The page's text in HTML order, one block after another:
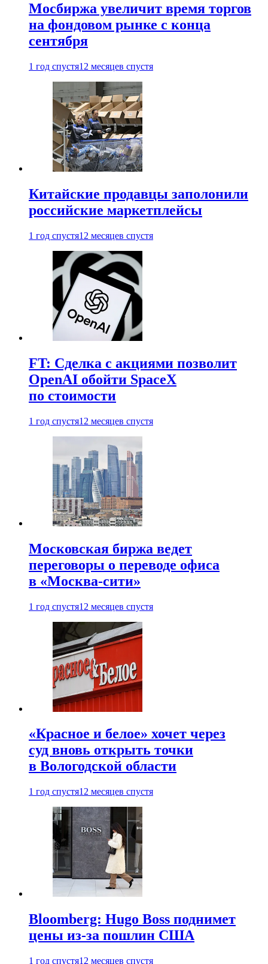
Мосбиржа увеличит время торгов
на фондовом рынке с конца
сентября
1 год спустя12 месяцев спустя
Китайские продавцы заполонили
российские маркетплейсы
1 год спустя12 месяцев спустя
FT: Сделка с акциями позволит
OpenAI обойти SpaceX
по стоимости
1 год спустя12 месяцев спустя
Московская биржа ведет
переговоры о переводе офиса
в «Москва-сити»
1 год спустя12 месяцев спустя
«Красное и белое» хочет через
суд вновь открыть точки
в Вологодской области
1 год спустя12 месяцев спустя
Bloomberg: Hugo Boss поднимет
цены из-за пошлин США
1 год спустя12 месяцев спустя